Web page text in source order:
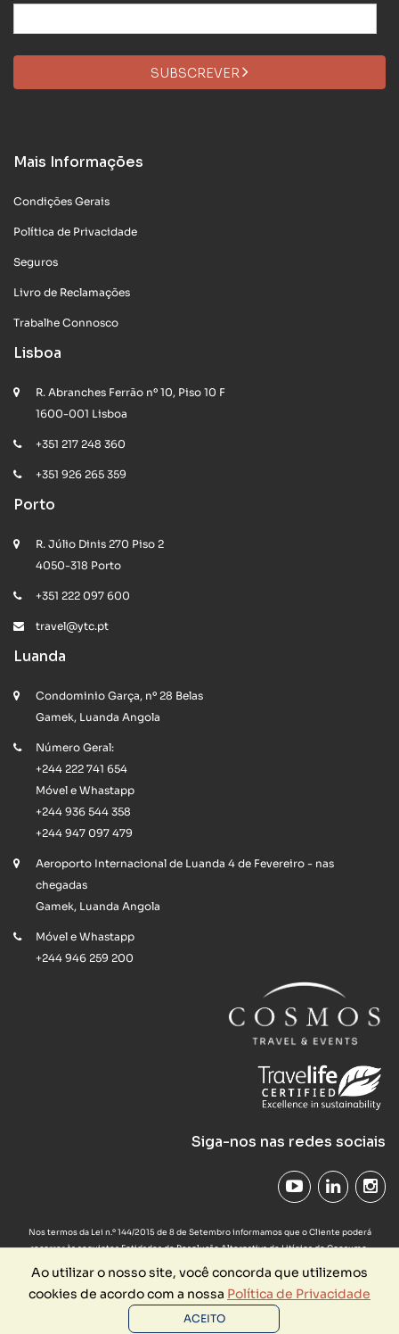
SUBSCREVER
Mais Informações
Condições Gerais
Política de Privacidade
Seguros
Livro de Reclamações
Trabalhe Connosco
Lisboa
R. Abranches Ferrão nº 10, Piso 10 F
1600-001 Lisboa
+351 217 248 360
+351 926 265 359
Porto
R. Júlio Dinis 270 Piso 2
4050-318 Porto
+351 222 097 600
travel@ytc.pt
Luanda
Condominio Garça, nº 28 Belas
Gamek, Luanda Angola
Número Geral:
+244 222 741 654
Móvel e Whastapp
+244 936 544 358
+244 947 097 479
Aeroporto Internacional de Luanda 4 de Fevereiro - nas
chegadas
Gamek, Luanda Angola
Móvel e Whastapp
+244 946 259 200
Siga-nos nas redes sociais
Ao utilizar o nosso site, você concorda que utilizemos
cookies de acordo com a nossa Política de Privacidade
ACEITO
Nos termos da Lei n.º 144/2015 de 8 de Setembro informamos que o Cliente poderá
recorrer às seguintes Entidades de Resolução Alternativa de Litígios de Consumo:
Provedor do Cliente das Agências de Viagens e Turismo em
Comissão Arbitral do Turismo de Portugal em www.turismodeportugal.ptou a qualquer
uma das entidades devidamente indicadas na lista disponibilizada pela Direção Geral do
www.consumidor.ptcuja consulta desde já aconselhamos.